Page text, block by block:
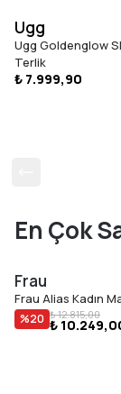
Ugg
Ugg Goldenglow
Terlik
₺ 7.999,90
En Çok
Frau
Frau Alias Kadın
%20 ₺ 12.815,00
₺